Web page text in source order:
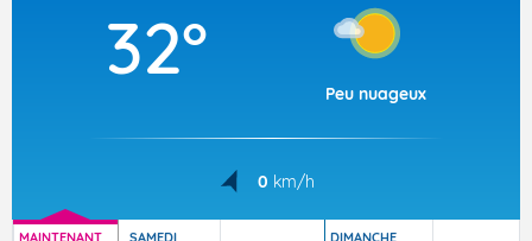
32°
Peu nuageux
0 km/h
MAINTENANT SAMEDI DIMANCHE